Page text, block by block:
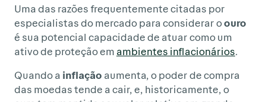
Uma das razões frequentemente citadas por
especialistas do mercado para considerar oouro
é sua potencial capacidade de atuar como um
ativo de proteção em ambientes inflacionários.
Quando a inflação aumenta, o poder de compra
das moedas tende a cair, e, historicamente, o